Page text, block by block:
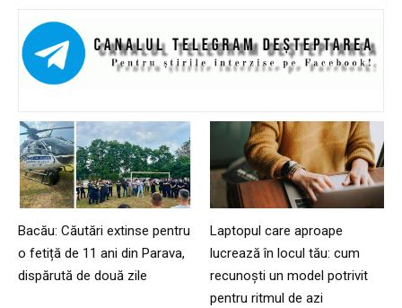
Bacău: Căutări extinse pentru
o fetiță de 11 ani din Parava,
dispărută de două zile
Laptopul care aproape
lucrează în locul tău: cum
recunoști un model potrivit
pentru ritmul de azi